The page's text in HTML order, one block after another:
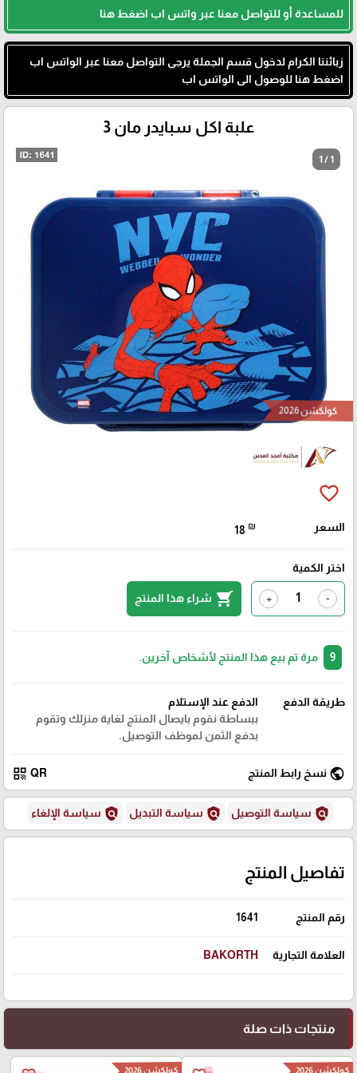
للمساعدة أو للتواصل معنا عبر واتس اب اضغط هنا
زبائننا الكرام لدخول قسم الجملة يرجى التواصل معنا عبر الواتس اب
اضغط هنا للوصول الى الواتس اب
علبة اكل سبايدر مان 3
1 / 1
كولكشن 2026
favorite_border
السعر 18 ₪
اختر الكمية
-
+
shopping_cart شراء هذا المنتج
مرة تم بيع هذا المنتج لأشخاص آخرين.
طريقة الدفع
الدفع عند الإستلام
ببساطة نقوم بايصال المنتج لغاية منزلك وتقوم
بدفع الثمن لموظف التوصيل.
public نسخ رابط المنتج QR
qr_code
policy سياسة التوصيل policy سياسة التبديل policy سياسة الإلغاء
تفاصيل المنتج
رقم المنتج 1641
العلامة التجارية BAKORTH
منتجات ذات صلة
كولكشن 2026 كولكشن 2026